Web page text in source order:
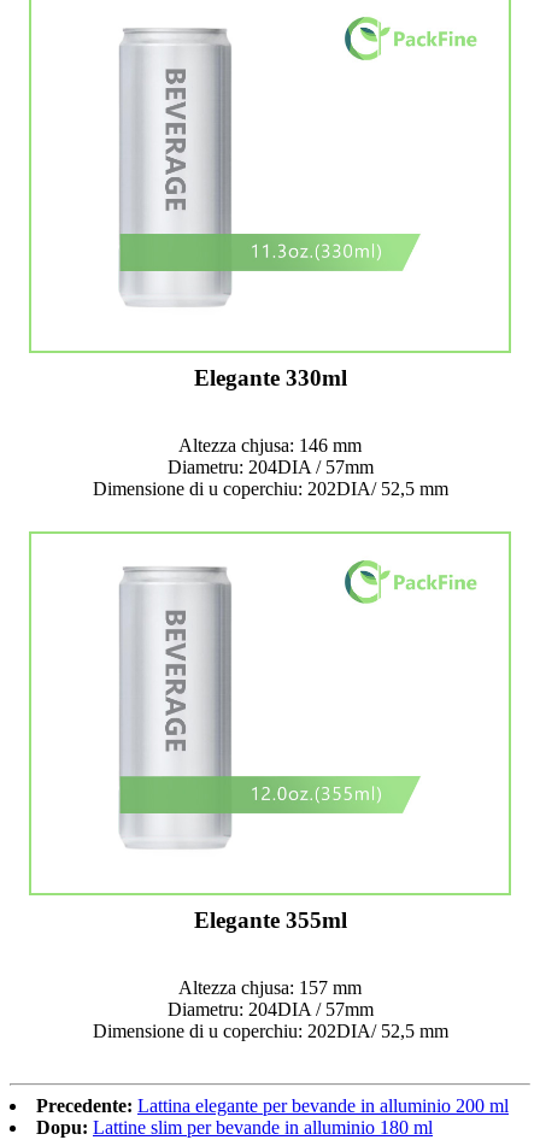
Elegante 330ml
Altezza chjusa: 146 mm
Diametru: 204DIA / 57mm
Dimensione di u coperchiu: 202DIA/ 52,5 mm
Elegante 355ml
Altezza chjusa: 157 mm
Diametru: 204DIA / 57mm
Dimensione di u coperchiu: 202DIA/ 52,5 mm
Precedente: Lattina elegante per bevande in alluminio 200 ml
Dopu: Lattine slim per bevande in alluminio 180 ml